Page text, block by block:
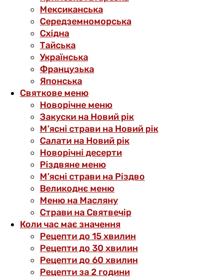
Мексиканська
Середземноморська
Східна
Тайська
Українська
Французька
Японська
Святкове меню
Новорічне меню
Закуски на Новий рік
М’ясні страви на Новий рік
Салати на Новий рік
Новорічні десерти
Різдвяне меню
М’ясні страви на Різдво
Великоднє меню
Меню на Масляну
Страви на Святвечір
Коли час має значення
Рецепти до 15 хвилин
Рецепти до 30 хвилин
Рецепти до 60 хвилин
Рецепти за 2 години